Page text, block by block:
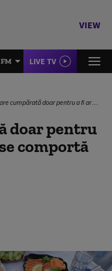
VIEW
LIVE TV
doar pentru a fi aruncată. De ce se comportă românii așa
doar pentru
comportă